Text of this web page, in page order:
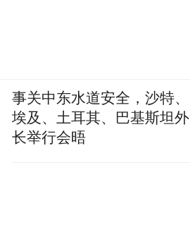
事关中东水道安全，沙特、
埃及、土耳其、巴基斯坦外
长举行会晤